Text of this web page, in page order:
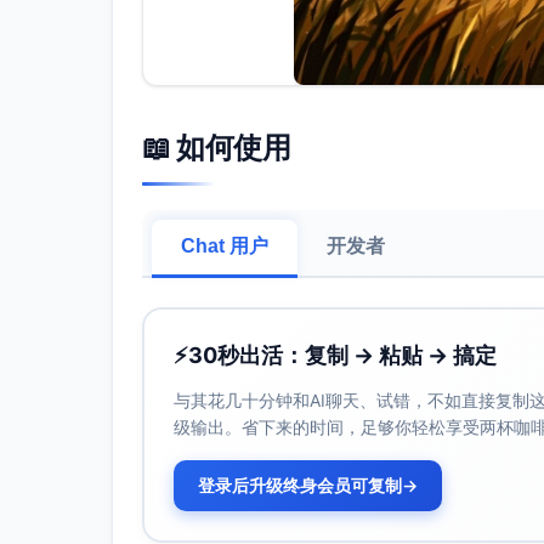
📖 如何使用
Chat 用户 开发者
⚡30秒出活：复制 → 粘贴 → 搞定
与其花几十分钟和AI聊天、试错，不如直接复制
级输出。省下来的时间，足够你轻松享受两杯咖
登录后升级终身会员可复制→